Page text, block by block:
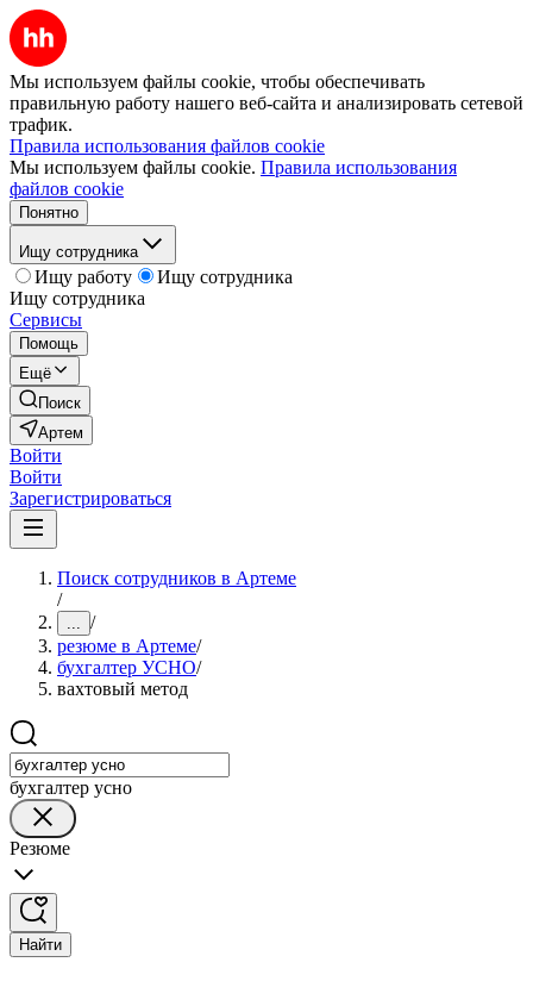
Мы используем файлы cookie, чтобы обеспечивать
правильную работу нашего веб-сайта и анализировать сетевой
трафик.
Правила использования файлов cookie
Мы используем файлы cookie. Правила использования
файлов cookie
Понятно
Ищу сотрудника
Ищу работу
Ищу сотрудника
Ищу сотрудника
Сервисы
Помощь
Ещё
Поиск
Артем
Войти
Войти
Зарегистрироваться
Поиск сотрудников в Артеме
/
... /
резюме в Артеме/
бухгалтер УСНО/
вахтовый метод
бухгалтер усно
Резюме
Найти